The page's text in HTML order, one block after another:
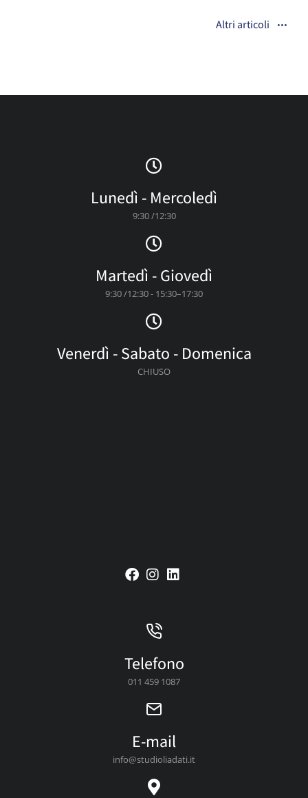
Altri articoli
Lunedì - Mercoledì
9:30 /12:30
Martedì - Giovedì
9:30 /12:30 - 15:30–17:30
Venerdì - Sabato - Domenica
CHIUSO
Telefono
011 459 1087
E-mail
info@studioliadati.it